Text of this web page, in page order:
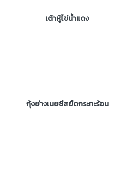
เต้าหู้ไข่น้ำแดง
กุ้งย่างเนยชีสยืดกระทะร้อน